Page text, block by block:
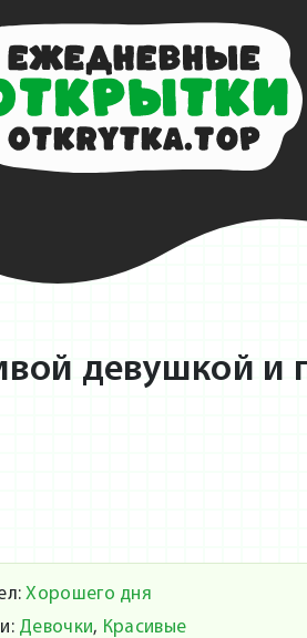
девушкой и
Хорошего дня
Девочки, Красивые